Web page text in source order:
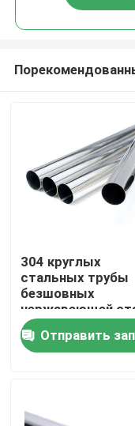
Дома
Контакты
304 круглых
стальных трубы
безшовных
нержавеющей
трубы
стали трубки/
Отправить